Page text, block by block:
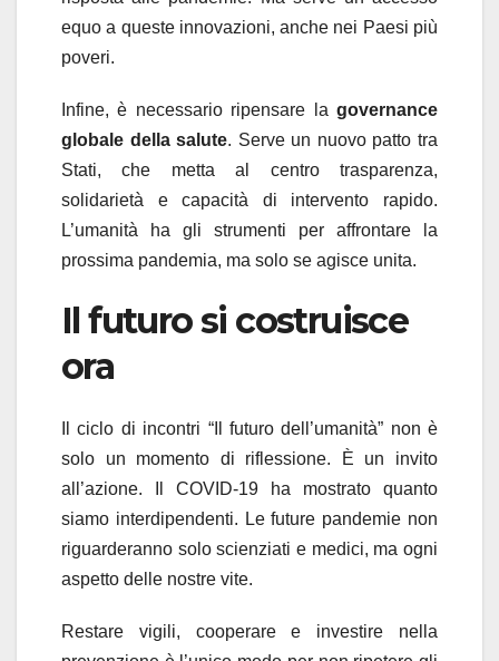
equo a queste innovazioni, anche nei Paesi più
poveri.
Infine, è necessario ripensare la governance
globale della salute. Serve un nuovo patto tra
Stati, che metta al centro trasparenza,
solidarietà e capacità di intervento rapido.
L’umanità ha gli strumenti per affrontare la
prossima pandemia, ma solo se agisce unita.
Il futuro si costruisce
ora
Il ciclo di incontri “Il futuro dell’umanità” non è
solo un momento di riflessione. È un invito
all’azione. Il COVID-19 ha mostrato quanto
siamo interdipendenti. Le future pandemie non
riguarderanno solo scienziati e medici, ma ogni
aspetto delle nostre vite.
Restare vigili, cooperare e investire nella